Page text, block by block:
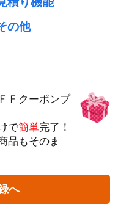
の他
Ｆクーポンプ
で簡単完了！
品もそのま
へ